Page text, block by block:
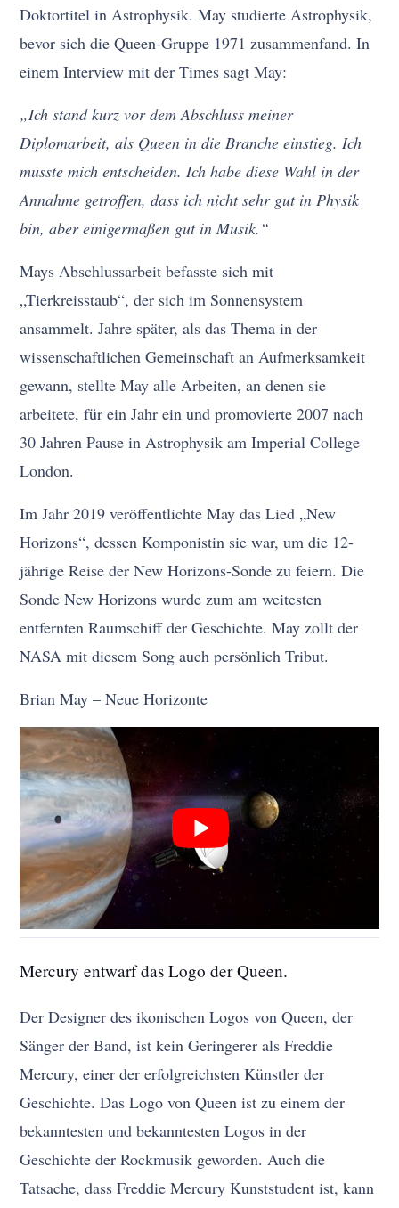
Doktortitel in Astrophysik. May studierte Astrophysik,
bevor sich die Queen-Gruppe 1971 zusammenfand. In
einem Interview mit der Times sagt May:
„Ich stand kurz vor dem Abschluss meiner
Diplomarbeit, als Queen in die Branche einstieg. Ich
musste mich entscheiden. Ich habe diese Wahl in der
Annahme getroffen, dass ich nicht sehr gut in Physik
bin, aber einigermaßen gut in Musik.“
Mays Abschlussarbeit befasste sich mit
„Tierkreisstaub“, der sich im Sonnensystem
ansammelt. Jahre später, als das Thema in der
wissenschaftlichen Gemeinschaft an Aufmerksamkeit
gewann, stellte May alle Arbeiten, an denen sie
arbeitete, für ein Jahr ein und promovierte 2007 nach
30 Jahren Pause in Astrophysik am Imperial College
London.
Im Jahr 2019 veröffentlichte May das Lied „New
Horizons“, dessen Komponistin sie war, um die 12-
jährige Reise der New Horizons-Sonde zu feiern. Die
Sonde New Horizons wurde zum am weitesten
entfernten Raumschiff der Geschichte. May zollt der
NASA mit diesem Song auch persönlich Tribut.
Brian May – Neue Horizonte
Mercury entwarf das Logo der Queen.
Der Designer des ikonischen Logos von Queen, der
Sänger der Band, ist kein Geringerer als Freddie
Mercury, einer der erfolgreichsten Künstler der
Geschichte. Das Logo von Queen ist zu einem der
bekanntesten und bekanntesten Logos in der
Geschichte der Rockmusik geworden. Auch die
Tatsache, dass Freddie Mercury Kunststudent ist, kann